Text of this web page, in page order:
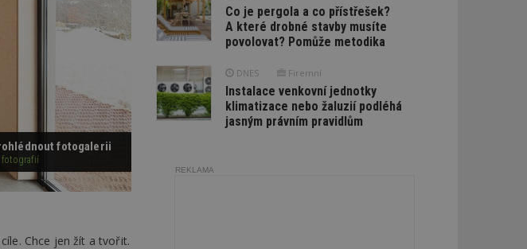
fotogalerii
fotografií
Chce jen žít a tvořit.
Co je pergola a co přístřešek?
A které drobné stavby musíte
povolovat? Pomůže metodika
DNES Firemní
Instalace venkovní jednotky
klimatizace nebo žaluzií podléhá
jasným právním pravidlům
REKLAMA